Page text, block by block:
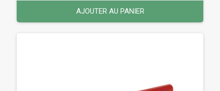
AJOUTER AU PANIER